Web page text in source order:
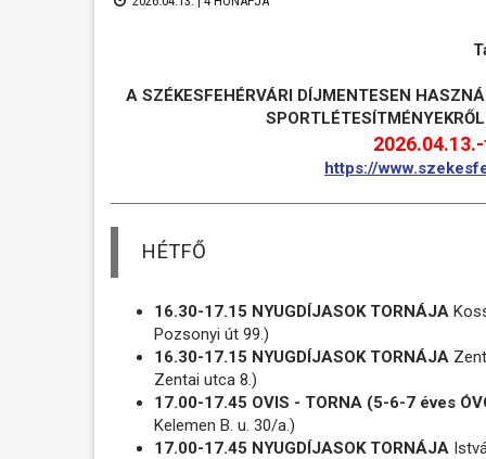
A SZÉKESFEHÉRVÁRI DÍJMENTESEN
https://
HÉTFŐ
16.30-17.15 NYUGDÍJASOK TORNÁJA
Pozsonyi út 99.)
16.30-17.15 NYUGDÍJASOK TORNÁJA
Zentai utca 8.)
17.00-17.45 OVIS - TORNA (5-6-7 éves
Kelemen B. u. 30/a.)
17.00-17.45 NYUGDÍJASOK TORNÁJA